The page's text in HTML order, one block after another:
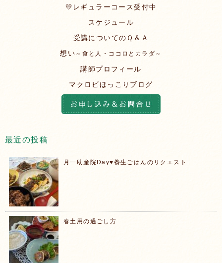
💛レギュラーコース受付中
スケジュール
受講についてのＱ＆Ａ
想い ～食と人・ココロとカラダ～
講師プロフィール
マクロビほっこりブログ
最近の投稿
月一助産院Day♥️養生ごはんのリクエスト
春土用の過ごし方